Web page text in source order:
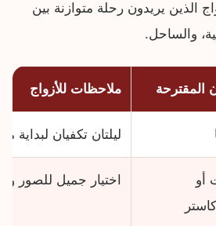
الذين يريدون رحلة متوازنة بين
والساحل.
المقترحة ملاحظات للأزواج
ليلتان تكفيان لبداية
أو
اختيار جميل للصور